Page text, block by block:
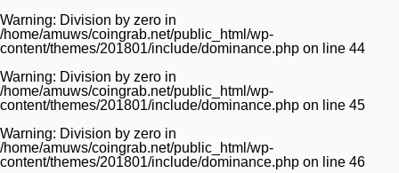
Warning: Division by zero in
/home/amuws/coingrab.net/public_html/wp-
content/themes/201801/include/dominance.php on line 44
Warning: Division by zero in
/home/amuws/coingrab.net/public_html/wp-
content/themes/201801/include/dominance.php on line 45
Warning: Division by zero in
/home/amuws/coingrab.net/public_html/wp-
content/themes/201801/include/dominance.php on line 46